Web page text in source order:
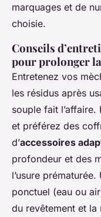
marquages et de
choisie.
Conseils
pour prolonger
Entretenez vos
les résidus après
souple fait
et préférez des
d’accessoires
profondeur et des
l’usure
ponctuel (eau ou
du revêtement et la